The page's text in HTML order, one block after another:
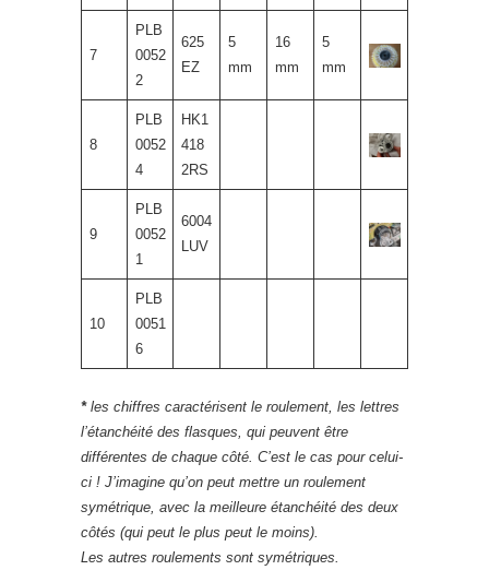
7
PLB
0052
2
625
EZ
5
mm
16
mm
5
mm
8
PLB
0052
4
HK1
418
2RS
9
PLB
0052
1
6004
LUV
10
PLB
0051
6
*les chiffres caractérisent le roulement, les lettres
l’étanchéité des flasques, qui peuvent être
différentes de chaque côté. C’est le cas pour celui-
ci ! J’imagine qu’on peut mettre un roulement
symétrique, avec la meilleure étanchéité des deux
côtés (qui peut le plus peut le moins).
Les autres roulements sont symétriques.